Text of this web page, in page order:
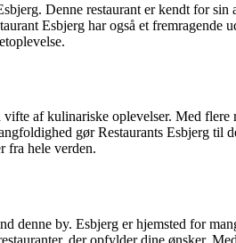
Denne restaurant er kendt for
Esbjerg har også et
af kulinariske oplevelser. Med
gør Restaurants Esbjerg
fra hele verden.
by. Esbjerg er hjemsted for